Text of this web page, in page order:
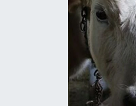
Foto Galeri